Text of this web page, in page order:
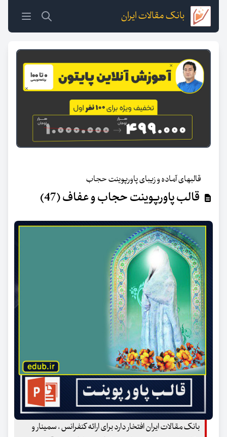
بانک مقالات ایران
قالبهای آماده و زیبای پاورپوینت حجاب
قالب پاورپوینت حجاب و عفاف (47)
بانک مقالات ایران افتخار دارد برای ارائه کنفرانس ، سمینار و